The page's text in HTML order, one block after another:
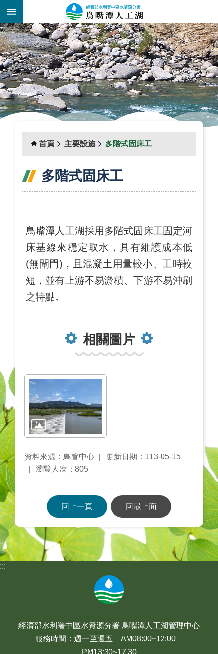
跳到主要內容區塊
::: _
:::
首頁
主要設施 多階式固床工
多階式固床工
鳥嘴潭人工湖採用多階式固床工固定河
床基線來穩定取水，具有維護成本低
(無閘門)，且混凝土用量較小、工時較
短，並有上游不易淤積、下游不易沖刷
之特點。
相關圖片
資料來源：鳥管中心
更新日期：113-05-15
瀏覽人次：805
回上一頁 回最上面
:::
經濟部水利署中區水資源分署 鳥嘴潭人工湖管理中心
服務時間：週一至週五 AM08:00~12:00
PM13:30~17:30